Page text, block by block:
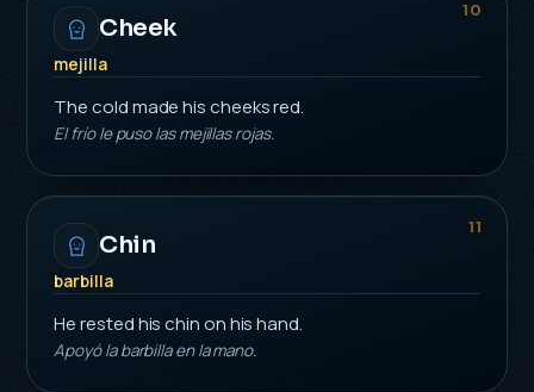
10
Cheek
mejilla
The cold made his cheeks red.
El frío le puso las mejillas rojas.
11
Chin
barbilla
He rested his chin on his hand.
Apoyó la barbilla en la mano.